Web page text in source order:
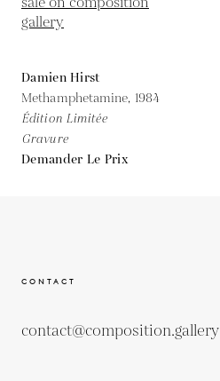
Damien Hirst
Methamphetamine, 1984
Édition Limitée
Gravure
Demander Le Prix
CONTACT
contact@composition.gallery